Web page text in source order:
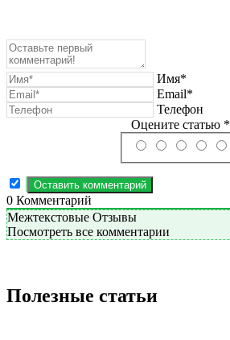
Имя*
Email*
Телефон
Оцените статью *
0 Комментарий
Межтекстовые Отзывы
Посмотреть все комментарии
Полезные статьи